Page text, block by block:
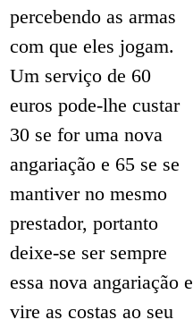
percebendo as armas
com que eles jogam.
Um serviço de 60
euros pode-lhe custar
30 se for uma nova
angariação e 65 se se
mantiver no mesmo
prestador, portanto
deixe-se ser sempre
essa nova angariação e
vire as costas ao seu